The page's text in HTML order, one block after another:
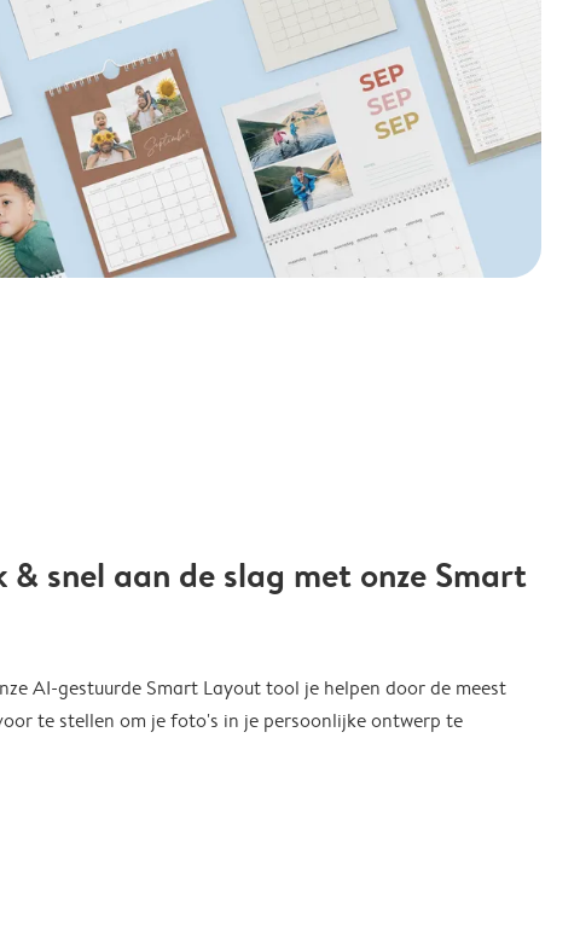
& snel aan de slag met onze Smart
AI-gestuurde Smart Layout tool je helpen door de meest
te stellen om je foto's in je persoonlijke ontwerp te